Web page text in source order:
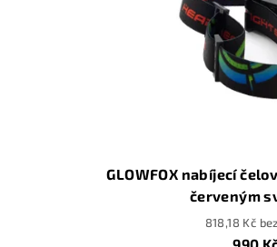
ů
d
GLOWFOX nabíjecí
červeným
818,18 Kč